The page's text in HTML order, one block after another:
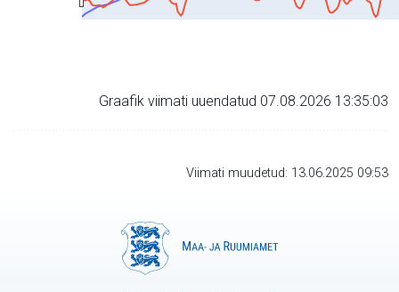
Graafik viimati uuendatud 07.08.2026 13:35:03
Viimati muudetud: 13.06.2025 09:53